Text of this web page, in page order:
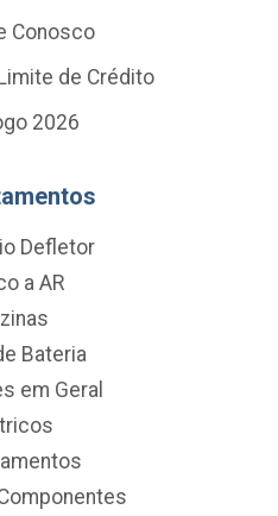
Conosco
de Crédito
2026
Defletor
a AR
Bateria
em Geral